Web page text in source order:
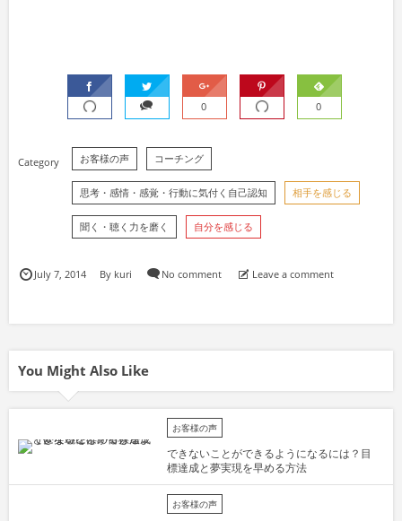
0 0
お客様の声 コーチング
思考・感情・感覚・行動に気付く自己認知 相手を感じる
聞く・聴く力を磨く 自分を感じる
July 7,2014 By kuri No comment Leave a comment
You Might Also Like
お客様の声
できないことができるようになるには？目
標達成と夢実現を早める方法
お客様の声